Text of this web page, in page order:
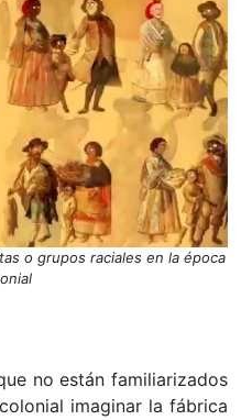
o grupos raciales en la época
no están familiarizados
imaginar la fábrica